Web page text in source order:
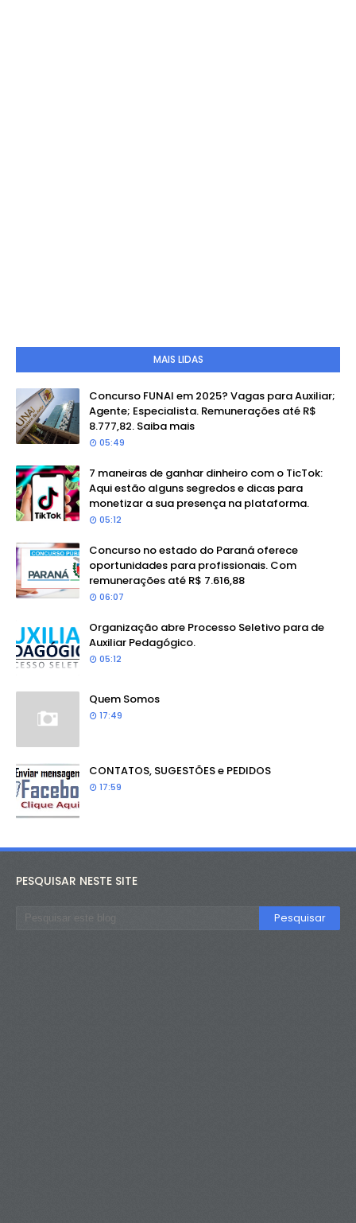
MAIS LIDAS
Concurso FUNAI em 2025? Vagas para Auxiliar;
Agente; Especialista. Remunerações até R$
8.777,82. Saiba mais
05:49
7 maneiras de ganhar dinheiro com o TicTok:
Aqui estão alguns segredos e dicas para
monetizar a sua presença na plataforma.
05:12
Concurso no estado do Paraná oferece
oportunidades para profissionais. Com
remunerações até R$ 7.616,88
06:07
Organização abre Processo Seletivo para de
Auxiliar Pedagógico.
05:12
Quem Somos
17:49
CONTATOS, SUGESTÕES e PEDIDOS
17:59
PESQUISAR NESTE SITE